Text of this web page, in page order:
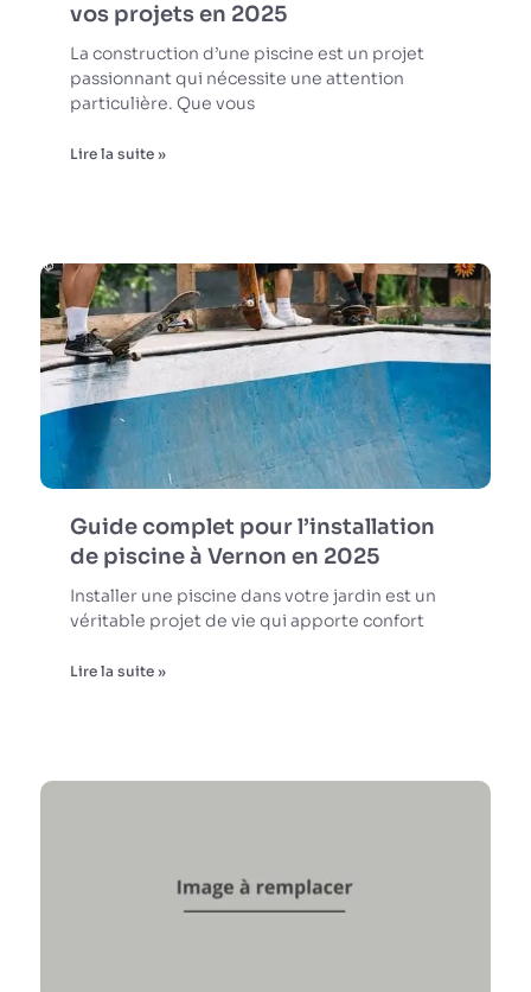
vos projets en 2025
La construction d’une piscine est un projet
passionnant qui nécessite une attention
particulière. Que vous
Lire la suite »
Guide complet pour l’installation
de piscine à Vernon en 2025
Installer une piscine dans votre jardin est un
véritable projet de vie qui apporte confort
Lire la suite »